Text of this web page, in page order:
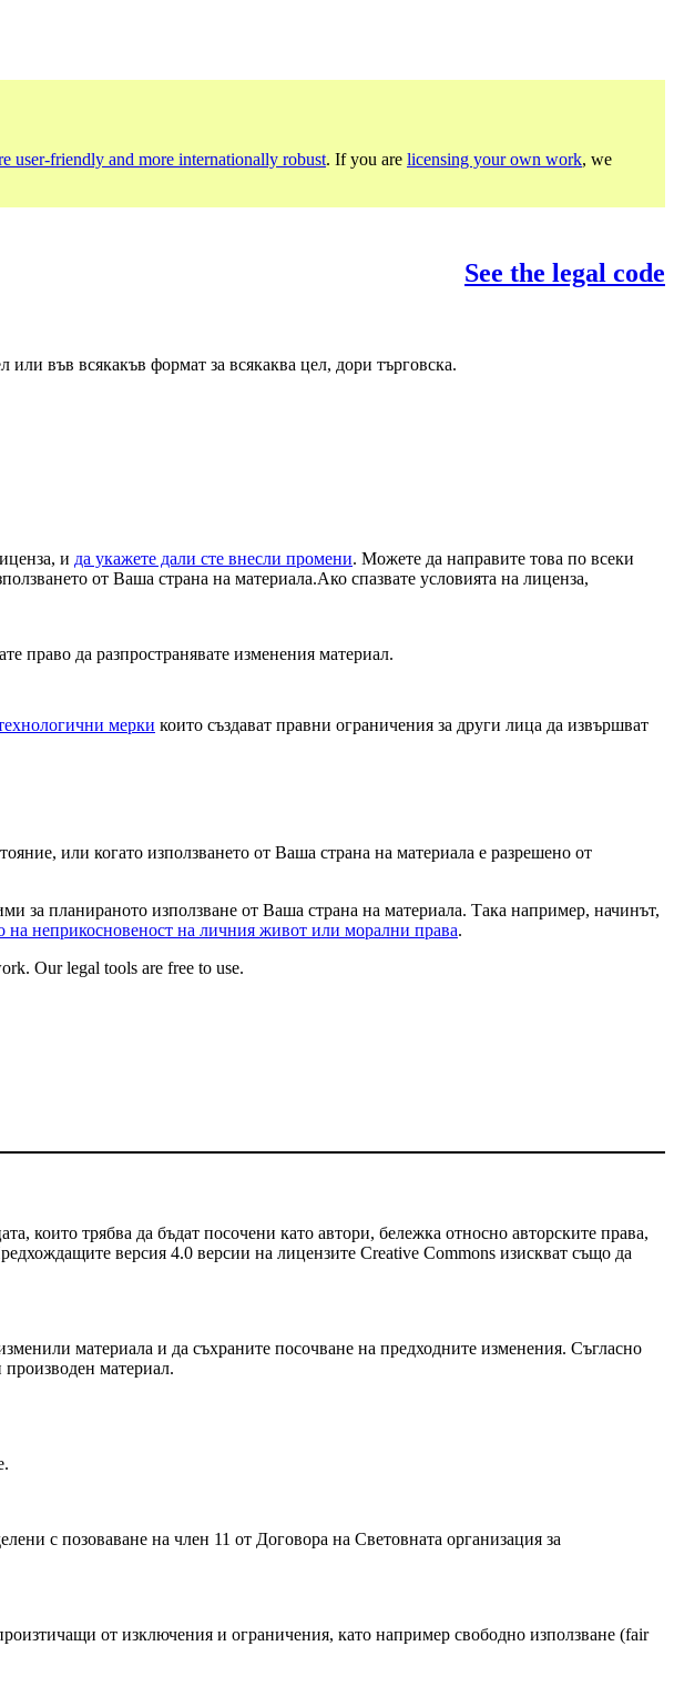
user-friendly and more internationally robust. If you are licensing your own work, we
See the legal code
във всякакъв формат за всякаква цел, дори търговска.
и да укажете дали сте внесли промени. Можете да направите това по всеки
от Ваша страна на материала.Ако спазвате условията на лиценза,
право да разпространявате изменения материал.
мерки които създават правни ограничения за други лица да извършват
или когато използването от Ваша страна на материала е разрешено от
за планираното използване от Ваша страна на материала. Така например, начинът,
на неприкосновеност на личния живот или морални права.
Our legal tools are free to use.
които трябва да бъдат посочени като автори, бележка относно авторските права,
версия 4.0 версии на лицензите Сreative Сommons изискват също да
материала и да съхраните посочване на предходните изменения. Съгласно
производен материал.
с позоваване на член 11 от Договорa на Световната организация за
от изключения и ограничения, като например свободно използване (fair